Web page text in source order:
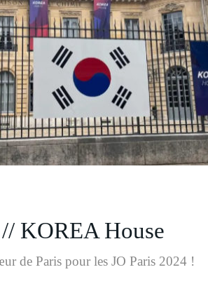
KOREA House
de Paris pour les JO Paris 2024 !